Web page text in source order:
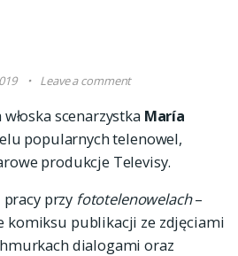
Leave a comment
scenarzystka María
popularnych telenowel,
produkcje Televisy.
pracy przy fototelenowelach–
komiksu publikacji ze zdjęciami
dialogami oraz